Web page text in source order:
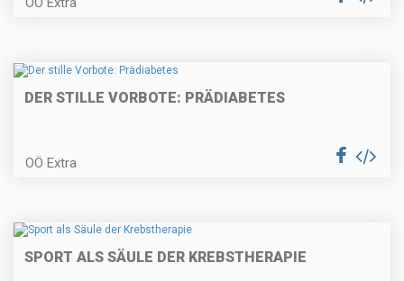
DER STILLE VORBOTE: PRÄDIABETES
OÖ Extra
SPORT ALS SÄULE DER KREBSTHERAPIE